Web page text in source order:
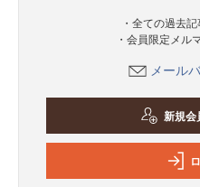
・全ての過去
・会員限定メル
メール
新規会